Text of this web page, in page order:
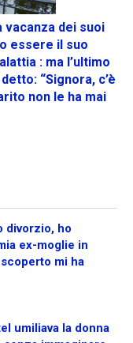
dei suoi
essere il suo
: ma l’ultimo
“Signora, c’è
non le ha mai
divorzio, ho
ex-moglie in
mi ha
umiliava la donna